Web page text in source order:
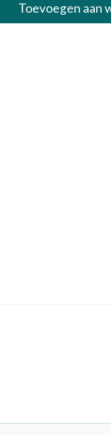
Toevoegen aan